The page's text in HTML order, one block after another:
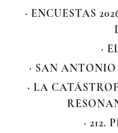
· ENCUESTAS
·
· SAN
· LA
· 212.